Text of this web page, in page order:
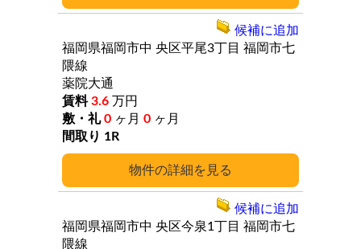
詳細
福岡県福岡市中 央区平尾3丁目 福岡市七
隈線
薬院大通
3.6 万円
0 ヶ月 0 ヶ月
1R
候補に追加
福岡県福岡市中 央区今泉1丁目 福岡市七
隈線
候補に追加